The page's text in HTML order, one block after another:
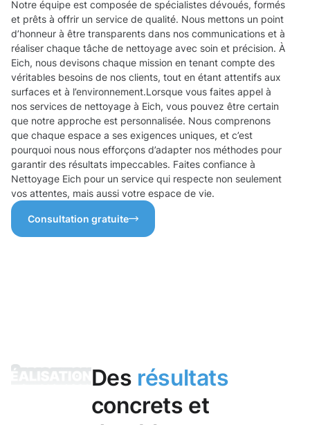
Notre équipe est composée de spécialistes dévoués, formés
et prêts à offrir un service de qualité. Nous mettons un point
d’honneur à être transparents dans nos communications et à
réaliser chaque tâche de nettoyage avec soin et précision. À
Eich, nous devisons chaque mission en tenant compte des
véritables besoins de nos clients, tout en étant attentifs aux
surfaces et à l’environnement.Lorsque vous faites appel à
nos services de nettoyage à Eich, vous pouvez être certain
que notre approche est personnalisée. Nous comprenons
que chaque espace a ses exigences uniques, et c’est
pourquoi nous nous efforçons d’adapter nos méthodes pour
garantir des résultats impeccables. Faites confiance à
Nettoyage Eich pour un service qui respecte non seulement
vos attentes, mais aussi votre espace de vie.
Consultation gratuite
Des résultats
concrets et